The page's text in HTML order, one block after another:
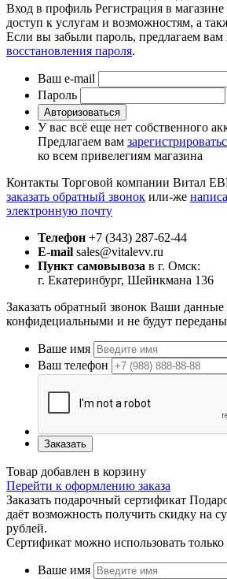
Вход в профиль Регистрация в
доступ к услугам и возможностям, а
Если вы забыли пароль, предлагаем вам
восстановления пароля.
Ваш e-mail
Пароль
Авторизоваться
У вас всё еще нет собственного
Предлагаем вам
ко всем привелегиям магазина
Контакты Торговой компании Витал
заказать обратный звонок или-же
электронную почту
Телефон +7 (343) 287-62-44
E-mail sales@vitalevv.ru
Пункт самовывоза в г. Омск:
г. Екатеринбург, Шейнкмана 136
Заказать обратный звонок Ваши данные
конфидециальными и не будут
Ваше имя
Ваш телефон
Заказать
Товар добавлен в корзину
Перейти к оформлению заказа
Заказать подарочный сертификат
даёт возможность получить скидку на
рублей.
Сертификат можно использовать только
Ваше имя